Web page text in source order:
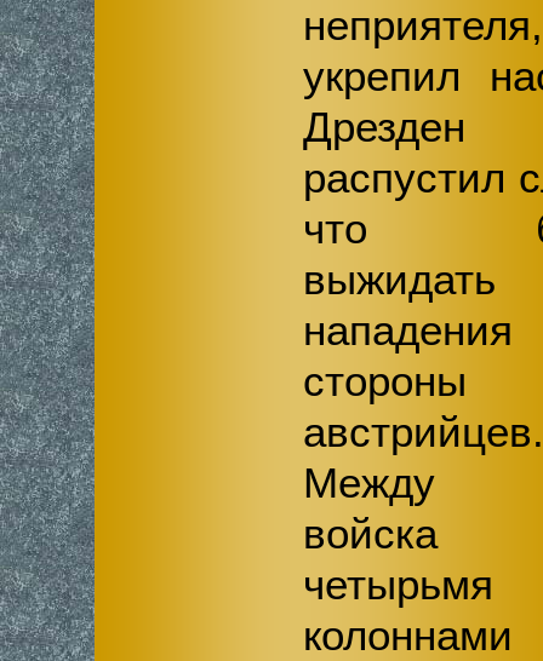
неприятеля,
укрепил
распустил
что
выжидать
стороны
австрийцев.
Между
войска
четырьмя
колоннами